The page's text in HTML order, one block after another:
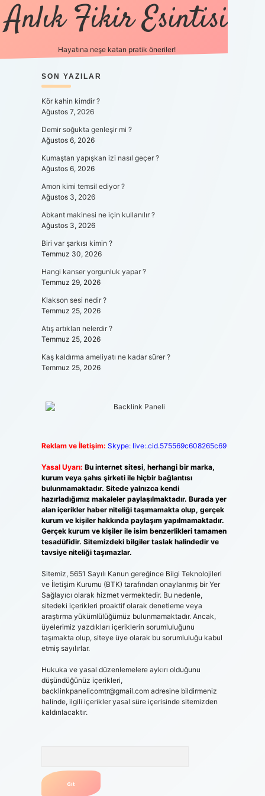
Anlık Fikir Esintisi
Hayatına neşe katan pratik öneriler!
SIDEBAR
SON YAZILAR
Kör kahin kimdir ?
Ağustos 7, 2026
Demir soğukta genleşir mi ?
Ağustos 6, 2026
Kumaştan yapışkan izi nasıl geçer ?
Ağustos 6, 2026
Amon kimi temsil ediyor ?
Ağustos 3, 2026
Abkant makinesi ne için kullanılır ?
Ağustos 3, 2026
Biri var şarkısı kimin ?
Temmuz 30, 2026
Hangi kanser yorgunluk yapar ?
Temmuz 29, 2026
Klakson sesi nedir ?
Temmuz 25, 2026
Atış artıkları nelerdir ?
Temmuz 25, 2026
Kaş kaldırma ameliyatı ne kadar sürer ?
Temmuz 25, 2026
Reklam ve İletişim: Skype: live:.cid.575569c608265c69
Yasal Uyarı: Bu internet sitesi, herhangi bir marka,
kurum veya şahıs şirketi ile hiçbir bağlantısı
bulunmamaktadır. Sitede yalnızca kendi
hazırladığımız makaleler paylaşılmaktadır. Burada yer
alan içerikler haber niteliği taşımamakta olup, gerçek
kurum ve kişiler hakkında paylaşım yapılmamaktadır.
Gerçek kurum ve kişiler ile isim benzerlikleri tamamen
tesadüfidir. Sitemizdeki bilgiler taslak halindedir ve
tavsiye niteliği taşımazlar.
Sitemiz, 5651 Sayılı Kanun gereğince Bilgi Teknolojileri
ve İletişim Kurumu (BTK) tarafından onaylanmış bir Yer
Sağlayıcı olarak hizmet vermektedir. Bu nedenle,
sitedeki içerikleri proaktif olarak denetleme veya
araştırma yükümlülüğümüz bulunmamaktadır. Ancak,
üyelerimiz yazdıkları içeriklerin sorumluluğunu
taşımakta olup, siteye üye olarak bu sorumluluğu kabul
etmiş sayılırlar.
Hukuka ve yasal düzenlemelere aykırı olduğunu
düşündüğünüz içerikleri,
backlinkpanelicomtr@gmail.comadresine bildirmeniz
halinde, ilgili içerikler yasal süre içerisinde sitemizden
kaldırılacaktır.